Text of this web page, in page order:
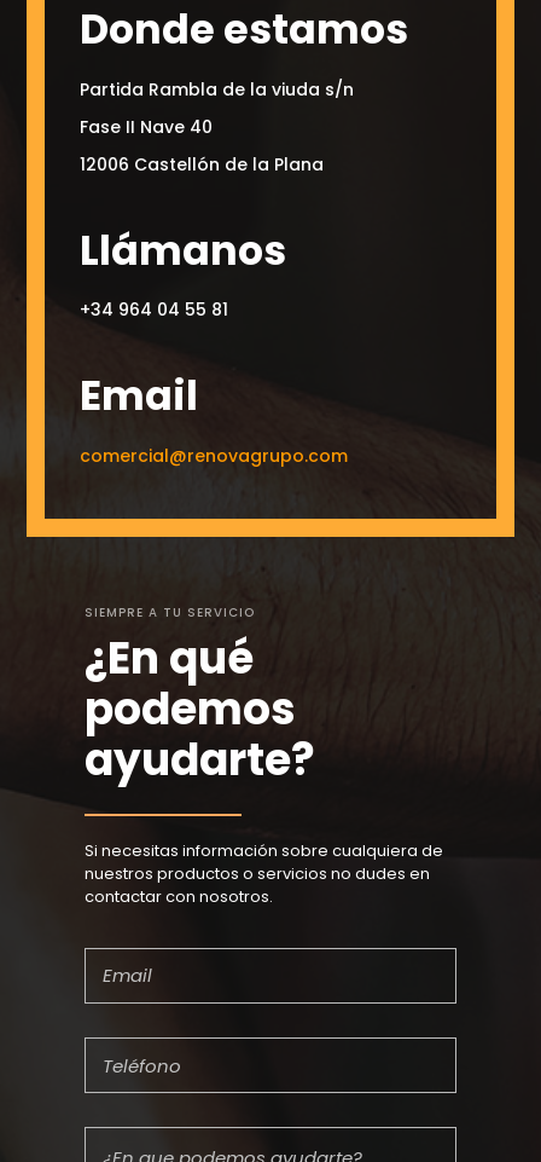
SIEMPRE A TU SERVICIO
¿En qué
podemos
ayudarte?
Si necesitas información sobre cualquiera de
nuestros productos o servicios no dudes en
contactar con nosotros.
Donde estamos
Partida Rambla de la viuda s/n
Fase II Nave 40
12006 Castellón de la Plana
Llámanos
+34 964 04 55 81
Email
comercial@renovagrupo.com